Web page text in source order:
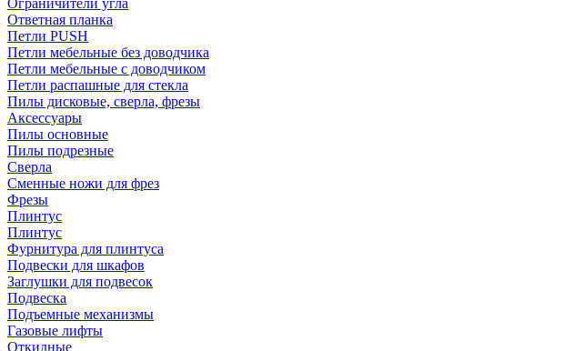
Ограничители угла
Ответная планка
Петли PUSH
Петли мебельные без доводчика
Петли мебельные с доводчиком
Петли распашные для стекла
Пилы дисковые, сверла, фрезы
Аксессуары
Пилы основные
Пилы подрезные
Сверла
Сменные ножи для фрез
Фрезы
Плинтус
Плинтус
Фурнитура для плинтуса
Подвески для шкафов
Заглушки для подвесок
Подвеска
Подъемные механизмы
Газовые лифты
Откидные